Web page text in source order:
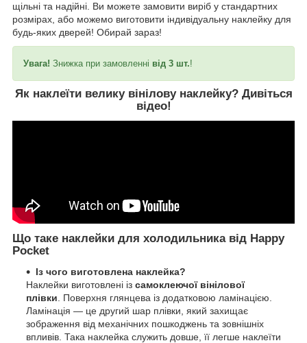
щільні та надійні. Ви можете замовити виріб у стандартних
розмірах, або можемо виготовити індивідуальну наклейку для
будь-яких дверей! Обирай зараз!
Увага! Знижка при замовленні від 3 шт.!
Як наклеїти велику вінілову наклейку? Дивіться
відео!
Що таке наклейки для холодильника від Happy
Pocket
Із чого виготовлена наклейка?
Наклейки виготовлені із самоклеючої вінілової
плівки . Поверхня глянцева із додатковою ламінацією.
Ламінація — це другий шар плівки, який захищає
зображення від механічних пошкоджень та зовнішніх
впливів. Така наклейка служить довше, її легше наклеїти